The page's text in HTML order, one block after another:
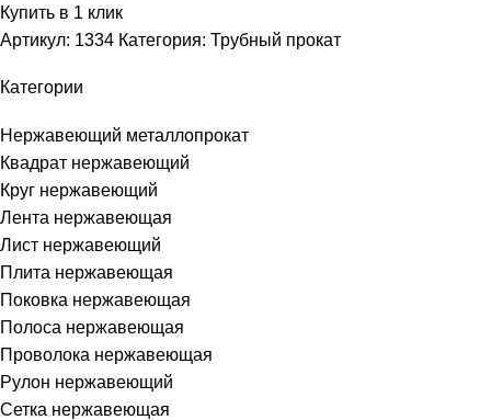
Категории
Нержавеющий металлопрокат
Квадрат нержавеющий
Круг нержавеющий
Лента нержавеющая
Лист нержавеющий
Плита нержавеющая
Поковка нержавеющая
Полоса нержавеющая
Проволока нержавеющая
Рулон нержавеющий
Сетка нержавеющая
Купить в 1 клик
Артикул: 1334 Категория: Трубный прокат